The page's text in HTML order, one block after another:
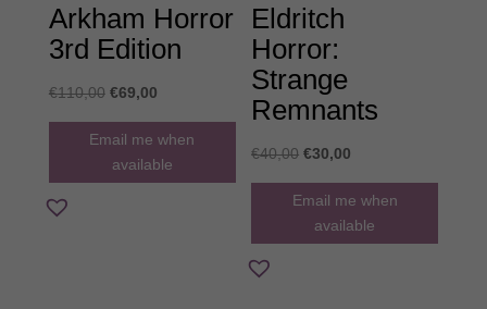
Arkham Horror
3rd Edition
€110,00 Original
price
was:
€110,00.
€69,00Η
τρέχουσα
τιμή
είναι:
Email me when
available
Eldritch
Horror:
Strange
Remnants
€40,00 Original
price
was:
€40,00.
€30,00
τρέχουσα
τιμή
είναι:
Email me when
available